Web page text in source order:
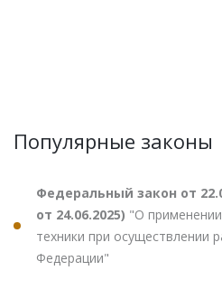
Популярные законы
Федеральный закон от
от 24.06.2025) "О
техники при осуществлении
Федерации"